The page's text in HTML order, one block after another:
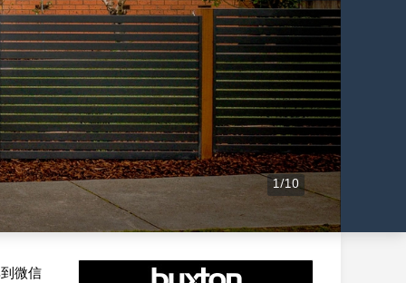
1/10
微信